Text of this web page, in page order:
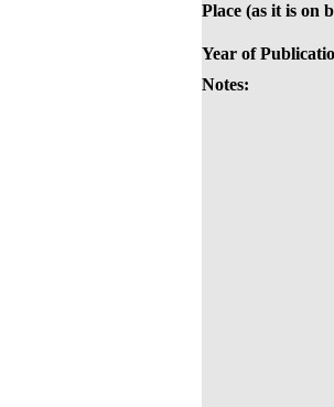
Place (as it is on
Year of
Notes: